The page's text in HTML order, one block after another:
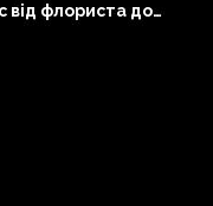
від флориста до